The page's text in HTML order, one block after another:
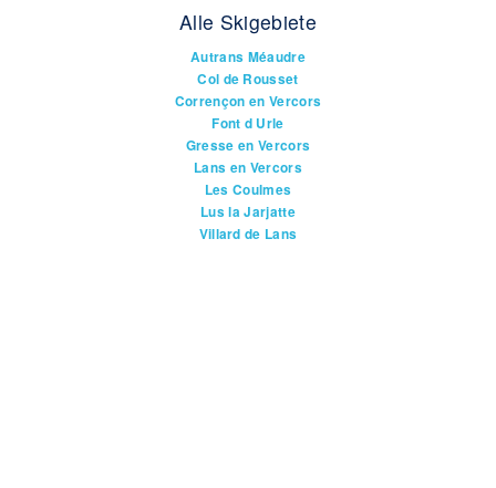
Alle Skigebiete
Autrans Méaudre
Col de Rousset
Corrençon en Vercors
Font d Urle
Gresse en Vercors
Lans en Vercors
Les Coulmes
Lus la Jarjatte
Villard de Lans